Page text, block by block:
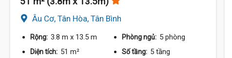
Âu Cơ, Tân Hòa, Tân Bình
Rộng: 3.8 m x 13.5 m Phòng ngủ: 5 phòng
Diện tích: 51 m² Số tầng: 5 tầng